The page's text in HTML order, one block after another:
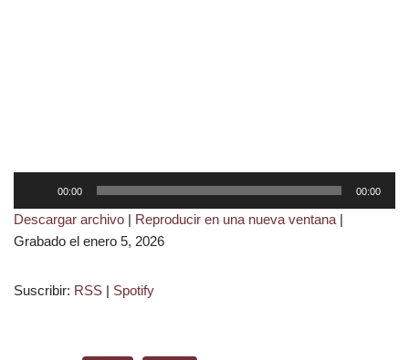
p
r
d
00:00 00:00
Descargar archivo | Reproducir en una nueva ventana |
Grabado el enero 5, 2026
Suscribir: RSS | Spotify